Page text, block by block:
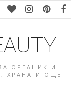
ОРГАНИК И
ХРАНА И ОЩЕ